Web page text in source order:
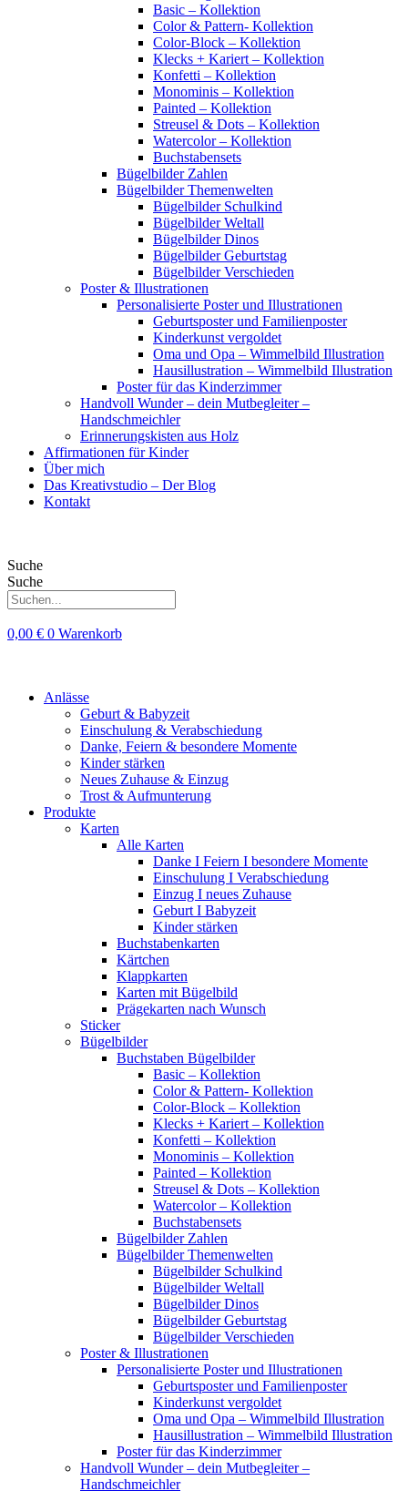
Basic – Kollektion
Color & Pattern- Kollektion
Color-Block – Kollektion
Klecks + Kariert – Kollektion
Konfetti – Kollektion
Monominis – Kollektion
Painted – Kollektion
Streusel & Dots – Kollektion
Watercolor – Kollektion
Buchstabensets
Bügelbilder Zahlen
Bügelbilder Themenwelten
Bügelbilder Schulkind
Bügelbilder Weltall
Bügelbilder Dinos
Bügelbilder Geburtstag
Bügelbilder Verschieden
Poster & Illustrationen
Personalisierte Poster und Illustrationen
Geburtsposter und Familienposter
Kinderkunst vergoldet
Oma und Opa – Wimmelbild Illustration
Hausillustration – Wimmelbild Illustration
Poster für das Kinderzimmer
Handvoll Wunder – dein Mutbegleiter –
Handschmeichler
Erinnerungskisten aus Holz
Affirmationen für Kinder
Über mich
Das Kreativstudio – Der Blog
Kontakt
Suche
Suche
0,00 € 0 Warenkorb
Anlässe
Geburt & Babyzeit
Einschulung & Verabschiedung
Danke, Feiern & besondere Momente
Kinder stärken
Neues Zuhause & Einzug
Trost & Aufmunterung
Produkte
Karten
Alle Karten
Danke I Feiern I besondere Momente
Einschulung I Verabschiedung
Einzug I neues Zuhause
Geburt I Babyzeit
Kinder stärken
Buchstabenkarten
Kärtchen
Klappkarten
Karten mit Bügelbild
Prägekarten nach Wunsch
Sticker
Bügelbilder
Buchstaben Bügelbilder
Basic – Kollektion
Color & Pattern- Kollektion
Color-Block – Kollektion
Klecks + Kariert – Kollektion
Konfetti – Kollektion
Monominis – Kollektion
Painted – Kollektion
Streusel & Dots – Kollektion
Watercolor – Kollektion
Buchstabensets
Bügelbilder Zahlen
Bügelbilder Themenwelten
Bügelbilder Schulkind
Bügelbilder Weltall
Bügelbilder Dinos
Bügelbilder Geburtstag
Bügelbilder Verschieden
Poster & Illustrationen
Personalisierte Poster und Illustrationen
Geburtsposter und Familienposter
Kinderkunst vergoldet
Oma und Opa – Wimmelbild Illustration
Hausillustration – Wimmelbild Illustration
Poster für das Kinderzimmer
Handvoll Wunder – dein Mutbegleiter –
Handschmeichler